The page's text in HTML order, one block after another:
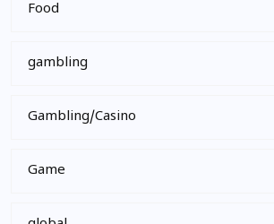
Food
gambling
Gambling/Casino
Game